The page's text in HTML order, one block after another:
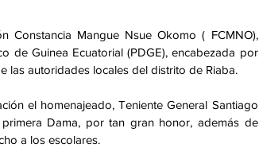
Constancia Mangue Nsue Okomo ( FCMNO),
de Guinea Ecuatorial (PDGE), encabezada por
las autoridades locales del distrito de Riaba.
el homenajeado, Teniente General Santiago
Dama, por tan gran honor, además de
a los escolares.